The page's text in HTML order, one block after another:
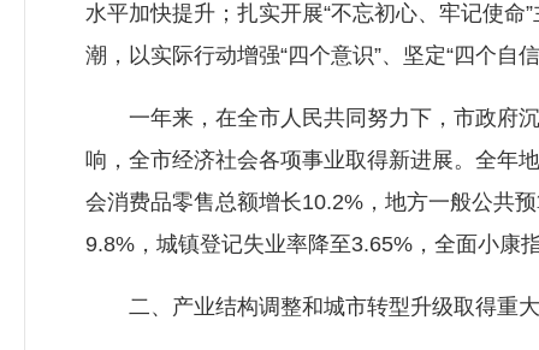
水平加快提升；扎实开展“不忘初心、牢记使
潮，以实际行动增强“四个意识”、坚定“四个自
一年来，在全市人民共同努力下，市政府沉
响，全市经济社会各项事业取得新进展。全年
会消费品零售总额增长10.2%，地方一般公共
9.8%，城镇登记失业率降至3.65%，全面小康
二、产业结构调整和城市转型升级取得重